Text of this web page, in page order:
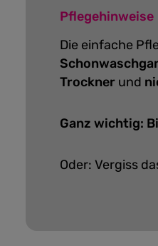
Pflegehinweise
Die einfache
Trockner und
Ganz wichtig:
Oder: Vergiss